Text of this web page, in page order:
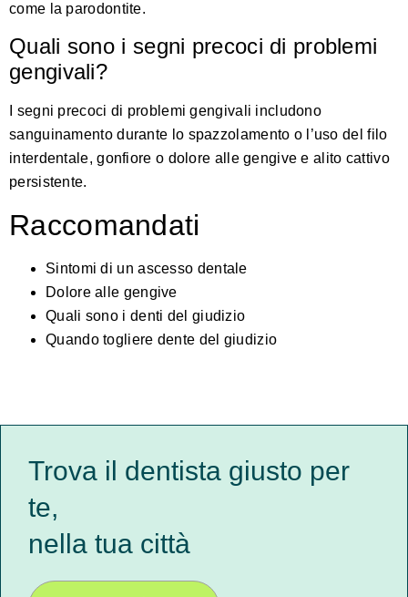
come la parodontite.
Quali sono i segni precoci di problemi
gengivali?
I segni precoci di problemi gengivali includono
sanguinamento durante lo spazzolamento o l’uso del filo
interdentale, gonfiore o dolore alle gengive e alito cattivo
persistente.
Raccomandati
Sintomi di un ascesso dentale
Dolore alle gengive
Quali sono i denti del giudizio
Quando togliere dente del giudizio
Trova il dentista giusto per
te,
nella tua città